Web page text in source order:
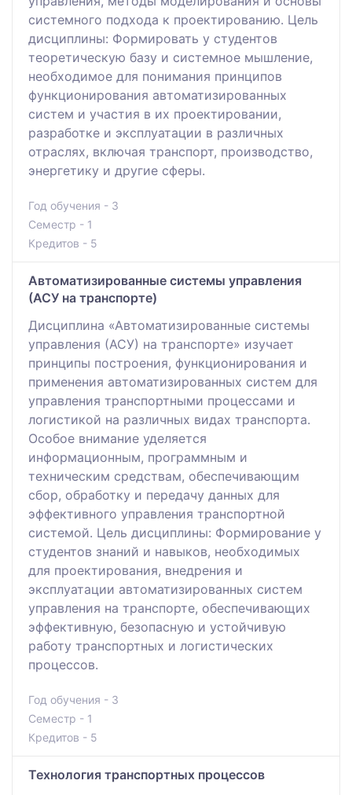
системного подхода к проектированию. Цель
дисциплины: Формировать у студентов
теоретическую базу и системное мышление,
необходимое для понимания принципов
функционирования автоматизированных
систем и участия в их проектировании,
разработке и эксплуатации в различных
отраслях, включая транспорт, производство,
энергетику и другие сферы.
Год обучения - 3
Семестр - 1
Кредитов - 5
Автоматизированные системы управления
(АСУ на транспорте)
Дисциплина «Автоматизированные системы
управления (АСУ) на транспорте» изучает
принципы построения, функционирования и
применения автоматизированных систем для
управления транспортными процессами и
логистикой на различных видах транспорта.
Особое внимание уделяется
информационным, программным и
техническим средствам, обеспечивающим
сбор, обработку и передачу данных для
эффективного управления транспортной
системой. Цель дисциплины: Формирование у
студентов знаний и навыков, необходимых
для проектирования, внедрения и
эксплуатации автоматизированных систем
управления на транспорте, обеспечивающих
эффективную, безопасную и устойчивую
работу транспортных и логистических
процессов.
Год обучения - 3
Семестр - 1
Кредитов - 5
Технология транспортных процессов